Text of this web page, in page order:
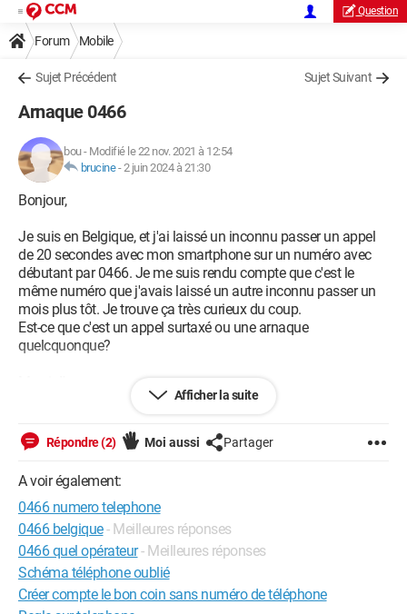
Question
Forum Mobile
Sujet Précédent Sujet Suivant
Arnaque 0466
bou- Modifié le 22 nov. 2021 à 12:54
brucine-2 juin 2024 à 21:30
Bonjour,
Je suis en Belgique, et j'ai laissé un inconnu passer un appel
de 20 secondes avec mon smartphone sur un numéro avec
débutant par 0466. Je me suis rendu compte que c'est le
même numéro que j'avais laissé un autre inconnu passer un
mois plus tôt. Je trouve ça très curieux du coup.
Est-ce que c'est un appel surtaxé ou une arnaque
quelcquonque?
Afficher la suite
Répondre (2) Moi aussi Partager
A voir également:
0466 numero telephone
0466 belgique- Meilleures réponses
0466 quel opérateur- Meilleures réponses
Schéma téléphone oublié
Créer compte le bon coin sans numéro de téléphone